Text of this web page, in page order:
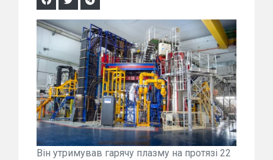
Він утримував гарячу плазму на протязі 22